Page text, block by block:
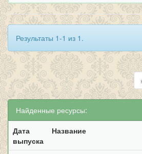
Результаты 1-1 из 1.
Найденные ресурсы:
Дата
выпуска
Название